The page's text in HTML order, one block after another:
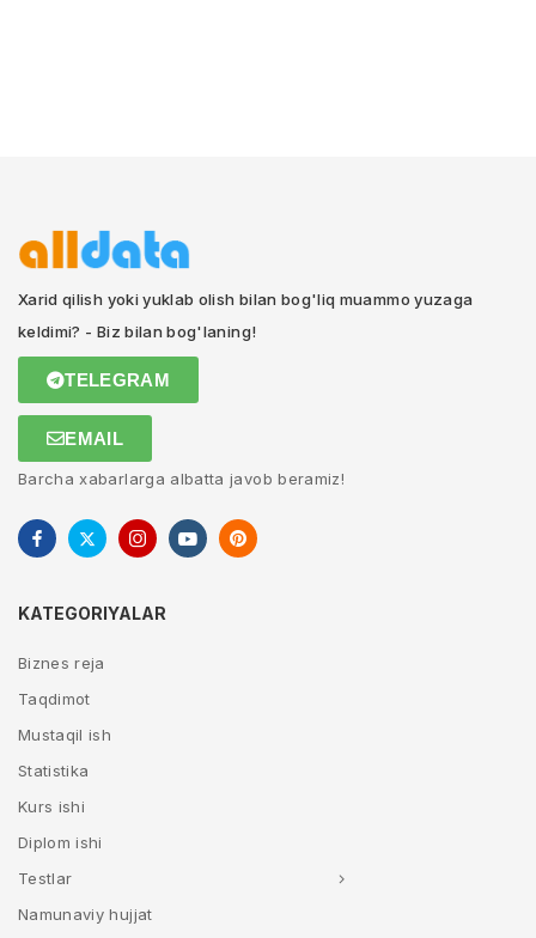
Xarid qilish yoki yuklab olish bilan bog'liq muammo yuzaga
keldimi? - Biz bilan bog'laning!
TELEGRAM
EMAIL
Barcha xabarlarga albatta javob beramiz!
KATEGORIYALAR
Biznes reja
Taqdimot
Mustaqil ish
Statistika
Kurs ishi
Diplom ishi
Testlar
Namunaviy hujjat